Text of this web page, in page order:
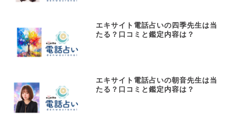
エキサイト電話占いの四季先生は当
たる？口コミと鑑定内容は？
エキサイト電話占いの朝音先生は当
たる？口コミと鑑定内容は？